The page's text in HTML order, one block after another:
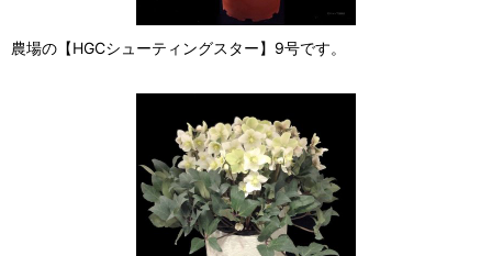
農場の【HGCシューティングスター】9号です。